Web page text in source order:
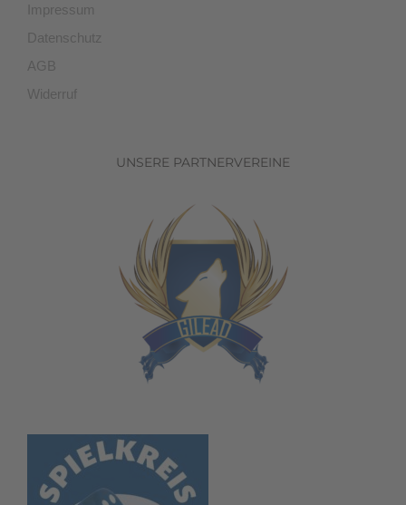
Impressum
Datenschutz
AGB
Widerruf
UNSERE PARTNERVEREINE